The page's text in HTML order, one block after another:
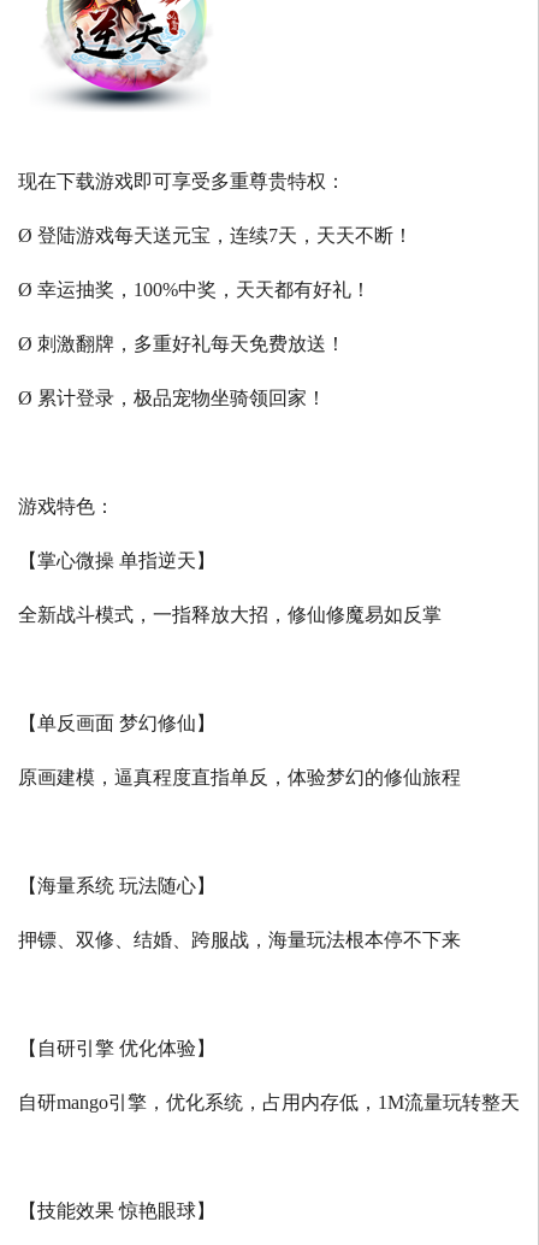
现在下载游戏即可享受多重尊贵特权：
Ø 登陆游戏每天送元宝，连续7天，天天不断！
Ø 幸运抽奖，100%中奖，天天都有好礼！
Ø 刺激翻牌，多重好礼每天免费放送！
Ø 累计登录，极品宠物坐骑领回家！
游戏特色：
【掌心微操 单指逆天】
全新战斗模式，一指释放大招，修仙修魔易如反掌
【单反画面 梦幻修仙】
原画建模，逼真程度直指单反，体验梦幻的修仙旅程
【海量系统 玩法随心】
押镖、双修、结婚、跨服战，海量玩法根本停不下来
【自研引擎 优化体验】
自研mango引擎，优化系统，占用内存低， 1M流量玩转整天
【技能效果 惊艳眼球】